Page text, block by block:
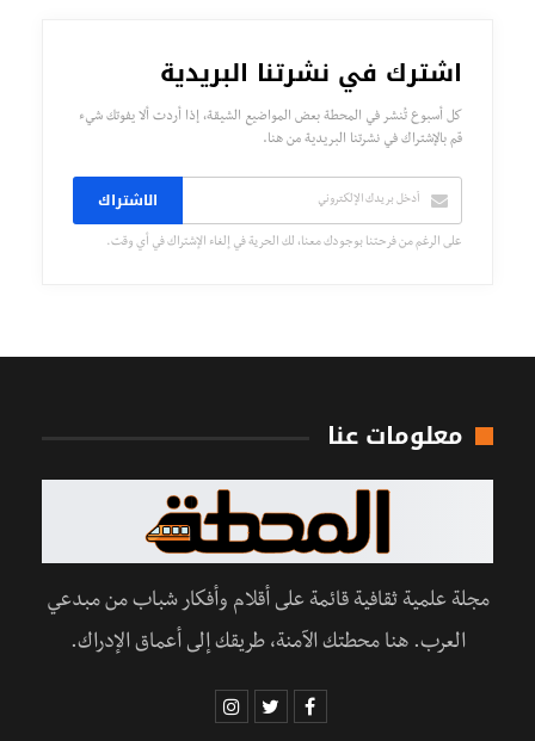
اشترك في نشرتنا البريدية
كل أسبوع تُنشر في المحطة بعض المواضيع الشيقة، إذا أردت ألا يفوتك شيء
قم بالإشتراك في نشرتنا البريدية من هنا.
الاشتراك
على الرغم من فرحتنا بوجودك معنا، لك الحرية في إلغاء الإشتراك في أي وقت.
معلومات عنا
مجلة علمية ثقافية قائمة على أقلام وأفكار شباب من مبدعي
العرب. هنا محطتك الآمنة، طريقك إلى أعماق الإدراك.